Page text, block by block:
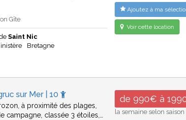
Gîte
Saint Nic
Bretagne
Ajoutez à ma
Voir cette location
sur Mer | 10
à proximité des plages,
campagne, classée 3 étoiles,…
de 990€ à
la semaine selon saison